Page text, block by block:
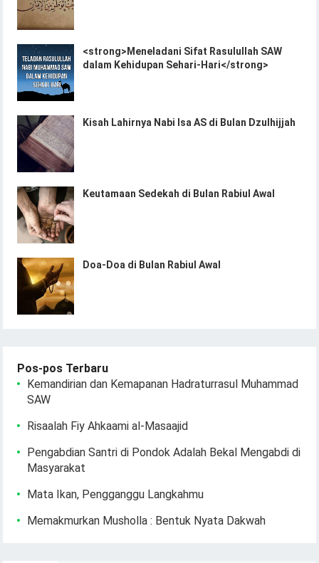
<strong>Meneladani Sifat Rasulullah SAW
dalam Kehidupan Sehari-Hari</strong>
Kisah Lahirnya Nabi Isa AS di Bulan Dzulhijjah
Keutamaan Sedekah di Bulan Rabiul Awal
Doa-Doa di Bulan Rabiul Awal
Pos-pos Terbaru
Kemandirian dan Kemapanan Hadraturrasul Muhammad
SAW
Risaalah Fiy Ahkaami al-Masaajid
Pengabdian Santri di Pondok Adalah Bekal Mengabdi di
Masyarakat
Mata Ikan, Pengganggu Langkahmu
Memakmurkan Musholla : Bentuk Nyata Dakwah